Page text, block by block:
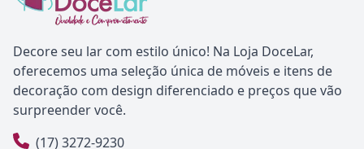
Decore seu lar com estilo único! Na Loja DoceLar,
oferecemos uma seleção única de móveis e itens de
decoração com design diferenciado e preços que vão
surpreender você.
(17) 3272-9230